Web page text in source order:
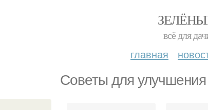
всё для
главная
Советы для улучшения